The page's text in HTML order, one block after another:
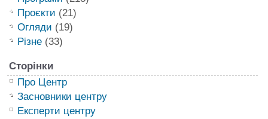
Проєкти (21)
Огляди (19)
Різне(33)
Сторінки
Про Центр
Засновники центру
Експерти центру